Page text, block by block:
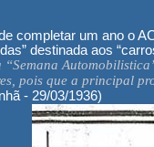
completar um ano o
destinada aos
“Semana
pois que a principal
- 29/03/1936)